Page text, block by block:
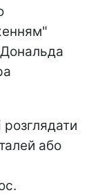
або